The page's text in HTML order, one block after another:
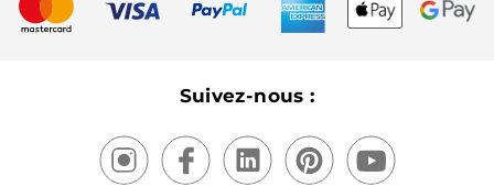
Recyclage
Suivez-nous :